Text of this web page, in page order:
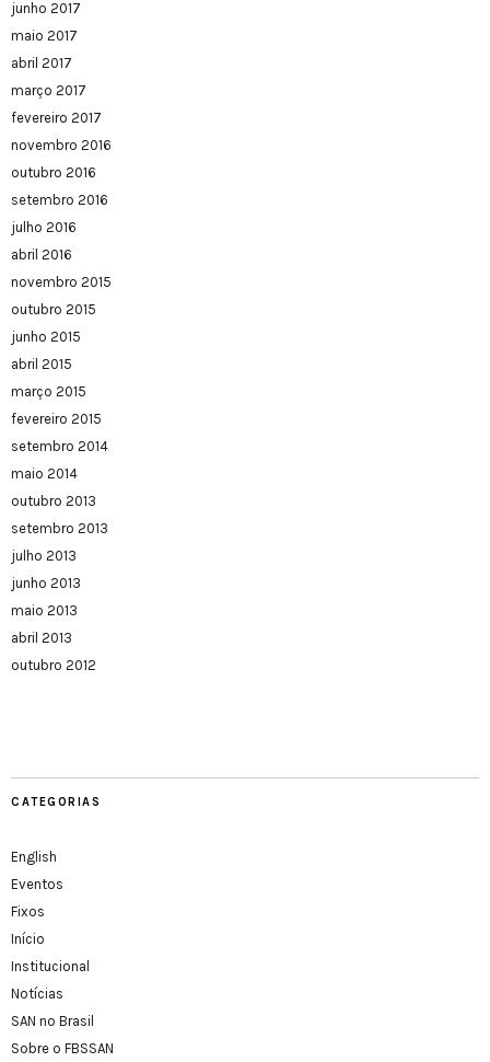
junho 2017
maio 2017
abril 2017
março 2017
fevereiro 2017
novembro 2016
outubro 2016
setembro 2016
julho 2016
abril 2016
novembro 2015
outubro 2015
junho 2015
abril 2015
março 2015
fevereiro 2015
setembro 2014
maio 2014
outubro 2013
setembro 2013
julho 2013
junho 2013
maio 2013
abril 2013
outubro 2012
CATEGORIAS
English
Eventos
Fixos
Início
Institucional
Notícias
SAN no Brasil
Sobre o FBSSAN